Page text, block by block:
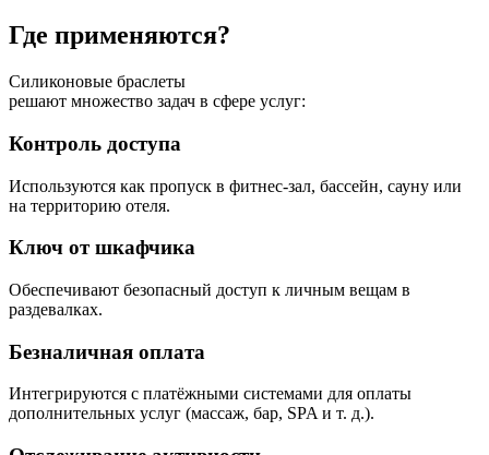
Где применяются?
Силиконовые браслеты
решают множество задач в сфере услуг:
Контроль доступа
Используются как пропуск в фитнес‑зал, бассейн, сауну или
на территорию отеля.
Ключ от шкафчика
Обеспечивают безопасный доступ к личным вещам в
раздевалках.
Безналичная оплата
Интегрируются с платёжными системами для оплаты
дополнительных услуг (массаж, бар, SPA и т. д.).